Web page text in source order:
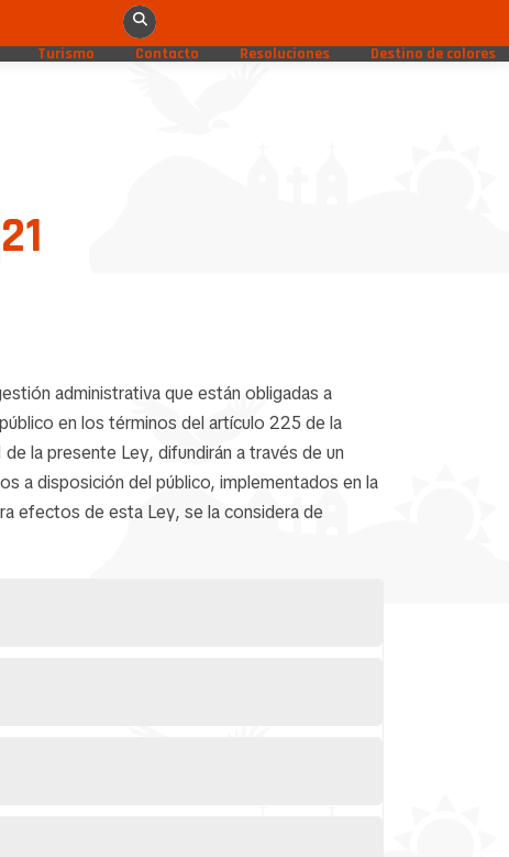
Turismo Contacto Resoluciones Destino de colores
administrativa que están obligadas a
en los términos del artículo 225 de la
la presente Ley, difundirán a través de un
a disposición del público, implementados en la
efectos de esta Ley, se la considera de